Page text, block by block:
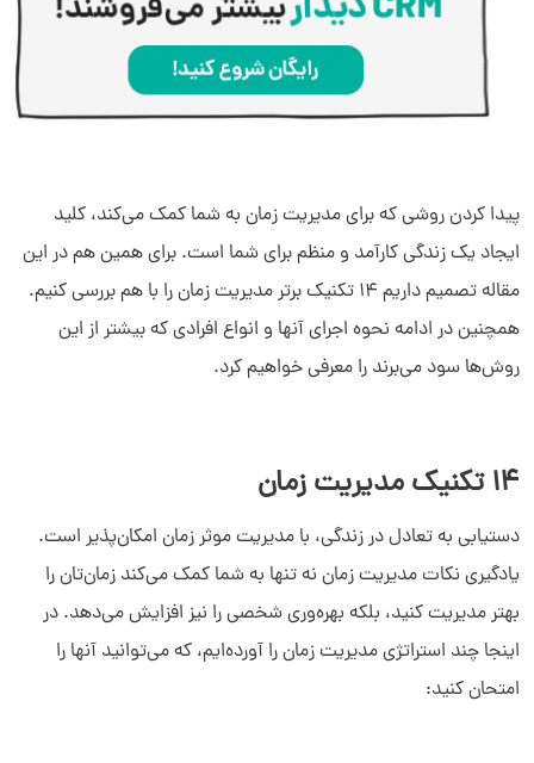
پیدا کردن روشی که برای مدیریت زمان به شما کمک می‌کند، کلید
ایجاد یک زندگی کارآمد و منظم برای شما است. برای همین هم در این
مقاله تصمیم داریم 14 تکنیک برتر مدیریت زمان را با هم بررسی کنیم.
همچنین در ادامه نحوه اجرای آنها و انواع افرادی که بیشتر از این
روش‌ها سود می‌برند را معرفی خواهیم کرد.
14 تکنیک مدیریت زمان
دستیابی به تعادل در زندگی، با مدیریت موثر زمان امکان‌پذیر است.
یادگیری نکات مدیریت زمان نه تنها به شما کمک می‌کند زمان‌تان را
بهتر مدیریت کنید، بلکه بهره‌وری شخصی را نیز افزایش می‌دهد. در
اینجا چند استراتژی مدیریت زمان را آورده‌ایم، که می‌توانید آنها را
امتحان کنید: